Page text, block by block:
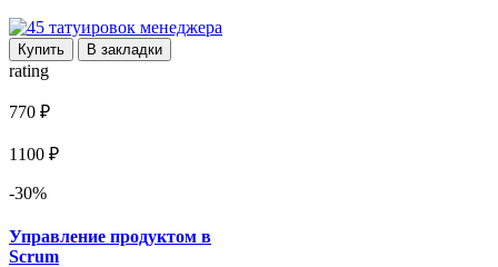
Купить В закладки
rating
770 ₽
1100 ₽
-30%
Управление продуктом в
Scrum